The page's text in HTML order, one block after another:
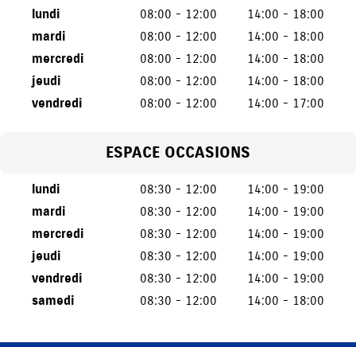
lundi 08:00 - 12:00
14:00 - 18:00
mardi
08:00 - 12:00
14:00 - 18:00
mercredi
08:00 - 12:00
14:00 - 18:00
jeudi
08:00 - 12:00
14:00 - 18:00
vendredi
08:00 - 12:00 14:00 - 17:00
ESPACE OCCASIONS
lundi 08:30 - 12:00
14:00 - 19:00
mardi
08:30 - 12:00
14:00 - 19:00
mercredi
08:30 - 12:00
14:00 - 19:00
jeudi
08:30 - 12:00
14:00 - 19:00
vendredi
08:30 - 12:00
14:00 - 19:00
samedi
08:30 - 12:00 14:00 - 18:00